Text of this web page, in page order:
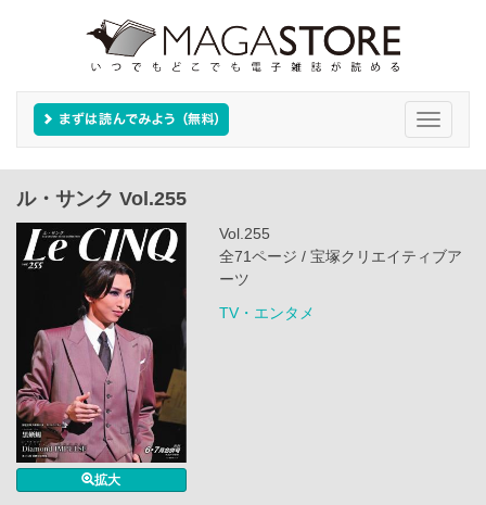
Toggle
ル・サンク Vol.255
拡大
Vol.255
全71ページ / 宝塚クリエイティブア
ーツ
TV・エンタメ